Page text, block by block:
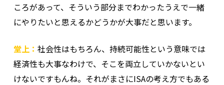
ころがあって、そういう部分までわかったうえで一緒
にやりたいと思えるかどうかが大事だと思います。
堂上： 社会性はもちろん、持続可能性という意味では
経済性も大事なわけで、そこを両立していかないとい
けないですもんね。それがまさにISAの考え方でもある